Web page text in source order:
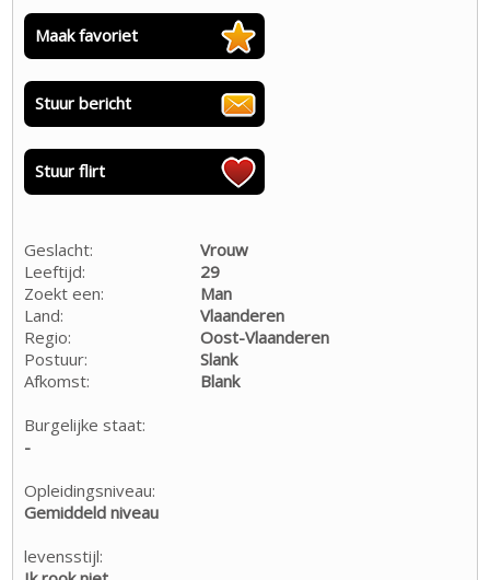
Maak favoriet
Stuur bericht
Stuur flirt
Geslacht:
Vrouw
Leeftijd:
29
Zoekt een:
Man
Land:
Vlaanderen
Regio:
Oost-Vlaanderen
Postuur:
Slank
Afkomst:
Blank
Burgelijke staat:
-
Opleidingsniveau:
Gemiddeld niveau
levensstijl: